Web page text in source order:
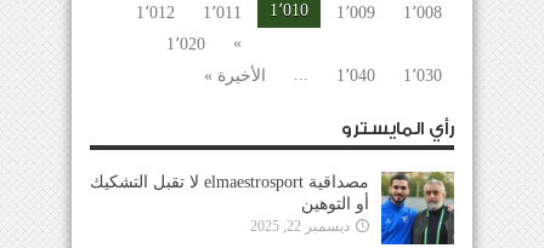
1٬008
1٬009 1٬010 1٬011
1٬012
»
1٬020
1٬030
1٬040 ... الأخيرة »
رأي المايسترو
مصداقية elmaestrosport لا تقبل التشكيك
أو التوهين
ديسمبر 22, 2025